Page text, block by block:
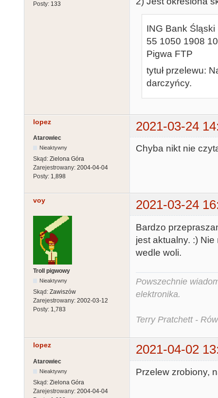
Posty: 133
ING Bank Śląski
55 1050 1908
Pigwa FTP
tytuł przelewu:
darczyńcy.
lopez 2021-03-24
Atarowiec
Nieaktywny
Skąd: Zielona Góra
Zarejestrowany: 2004-04-04
Posty: 1,898
Chyba nikt nie
voy 2021-03-24
Troll pigwowy
Nieaktywny
Skąd: Zawiszów
Zarejestrowany: 2002-03-12
Posty: 1,783
Bardzo
jest aktualny. :)
wedle woli.
Powszechnie
elektronika.
Terry Pratchett -
lopez 2021-04-02
Atarowiec
Nieaktywny
Skąd: Zielona Góra
Zarejestrowany: 2004-04-04
Przelew zrobiony,